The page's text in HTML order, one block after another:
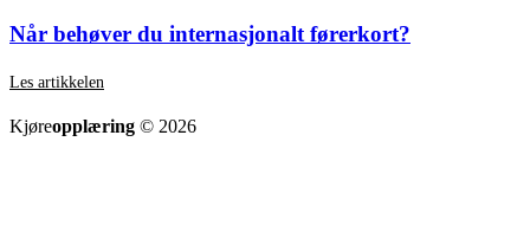
Når behøver du internasjonalt førerkort?
Les artikkelen
Kjøreopplæring © 2026